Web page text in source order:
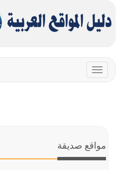
Toggle
navigation
مواقع صديقة